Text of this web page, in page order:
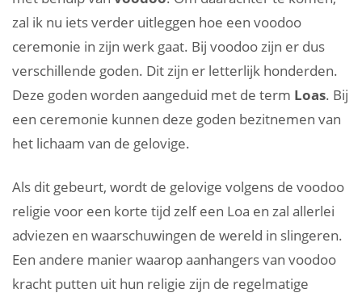
zal ik nu iets verder uitleggen hoe een voodoo
ceremonie in zijn werk gaat. Bij voodoo zijn er dus
verschillende goden. Dit zijn er letterlijk honderden.
Deze goden worden aangeduid met de term Loas. Bij
een ceremonie kunnen deze goden bezitnemen van
het lichaam van de gelovige.
Als dit gebeurt, wordt de gelovige volgens de voodoo
religie voor een korte tijd zelf een Loa en zal allerlei
adviezen en waarschuwingen de wereld in slingeren.
Een andere manier waarop aanhangers van voodoo
kracht putten uit hun religie zijn de regelmatige